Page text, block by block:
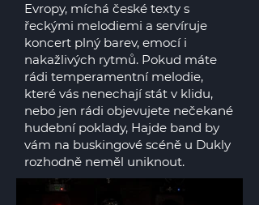
Evropy, míchá české texty s
řeckými melodiemi a servíruje
koncert plný barev, emocí i
nakažlivých rytmů. Pokud máte
rádi temperamentní melodie,
které vás nenechají stát v klidu,
nebo jen rádi objevujete nečekané
hudební poklady, Hajde band by
vám na buskingové scéně u Dukly
rozhodně neměl uniknout.